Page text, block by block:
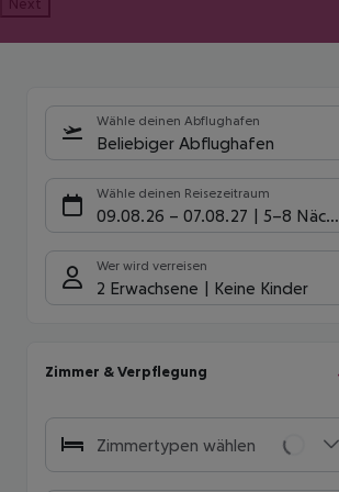
Wähle deinen Abflughafen
Beliebiger Abflughafen
Wähle deinen Reisezeitraum
09.08.26 – 07.08.27 5-8 Nächte
Wer wird verreisen
2 Erwachsene Keine Kinder
Zimmer & Verpflegung
Zimmertypen wählen